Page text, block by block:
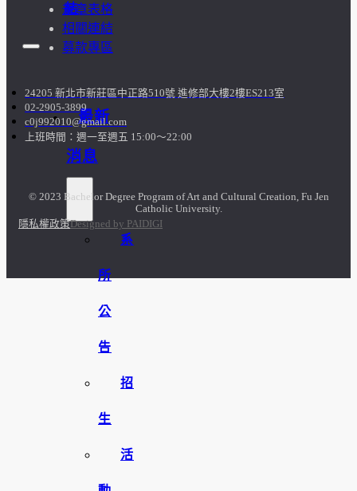
結
最新
消息
系
所
公
告
招
生
活
規章表格
相關連結
募款專區
24205 新北市新莊區中正路510號 進修部大樓2樓ES213室
02-2905-3899
c0j992010@gmail.com
上班時間：週一至週五 15:00～22:00
© 2023 Bachelor Degree Program of Art and Cultural Creation, Fu Jen
Catholic University.
隱私權政策Designed by PAIDIGI